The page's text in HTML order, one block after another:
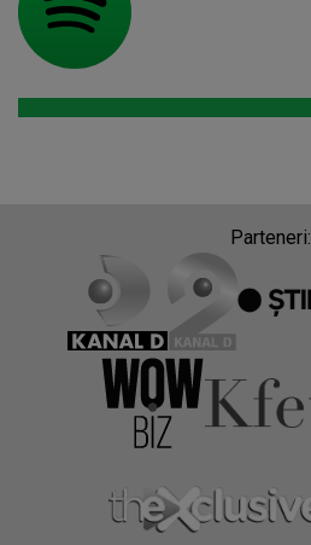
Parteneri: